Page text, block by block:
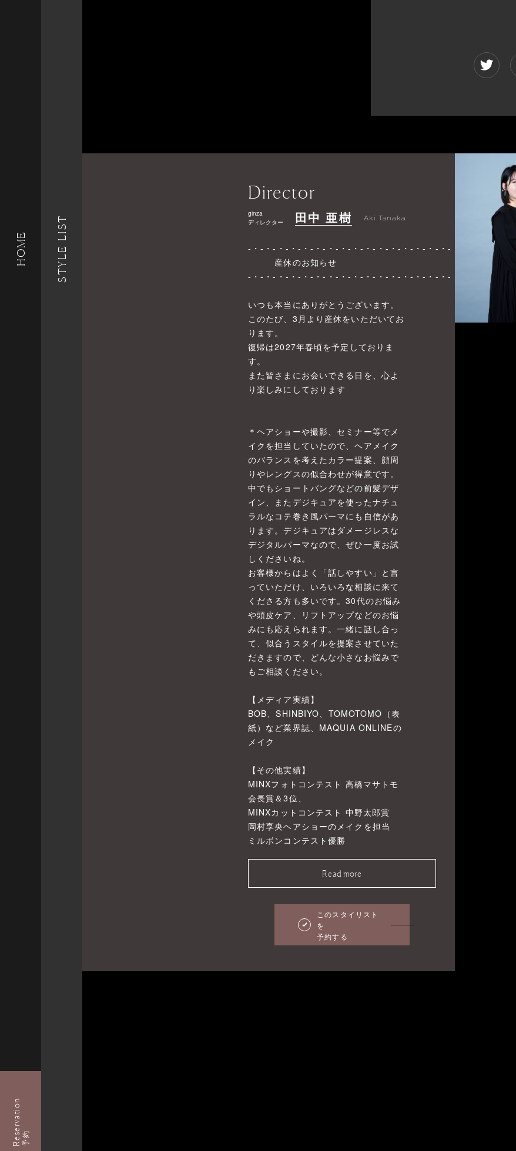
HOME
Reservation予約
STYLE LIST
Director
ginza
ディレクター
田中 亜樹 Aki Tanaka
-・-・-・-・-・-・-・-・-・-・-・-・-・-・-・-・-・-
産休のお知らせ
-・-・-・-・-・-・-・-・-・-・-・-・-・-・-・-・-・-
いつも本当にありがとうございます。
このたび、3月より産休をいただいてお
ります。
復帰は2027年春頃を予定しておりま
す。
また皆さまにお会いできる日を、心よ
り楽しみにしております
＊ヘアショーや撮影、セミナー等でメ
イクを担当していたので、ヘアメイク
のバランスを考えたカラー提案、顔周
りやレングスの似合わせが得意です。
中でもショートバングなどの前髪デザ
イン、またデジキュアを使ったナチュ
ラルなコテ巻き風パーマにも自信があ
ります。デジキュアはダメージレスな
デジタルパーマなので、ぜひ一度お試
しくださいね。
お客様からはよく「話しやすい」と言
っていただけ、いろいろな相談に来て
くださる方も多いです。30代のお悩み
や頭皮ケア、リフトアップなどのお悩
みにも応えられます。一緒に話し合っ
て、似合うスタイルを提案させていた
だきますので、どんな小さなお悩みで
もご相談ください。
【メディア実績】
BOB、SHINBIYO、TOMOTOMO（表
紙）など業界誌、MAQUIA ONLINEの
メイク
【その他実績】
MINXフォトコンテスト 高橋マサトモ
会長賞＆3位、
MINXカットコンテスト 中野太郎賞
岡村享央ヘアショーのメイクを担当
ミルボンコンテスト優勝
Read more
このスタイリスト
を
予約する